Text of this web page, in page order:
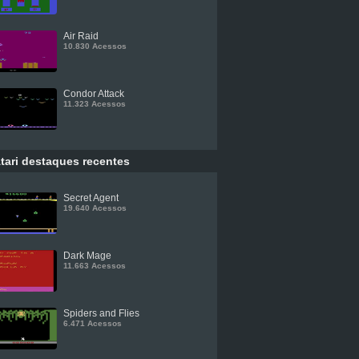
Air Raid
10.830 Acessos
Condor Attack
11.323 Acessos
destaques recentes
Secret Agent
19.640 Acessos
Dark Mage
11.663 Acessos
Spiders and Flies
6.471 Acessos